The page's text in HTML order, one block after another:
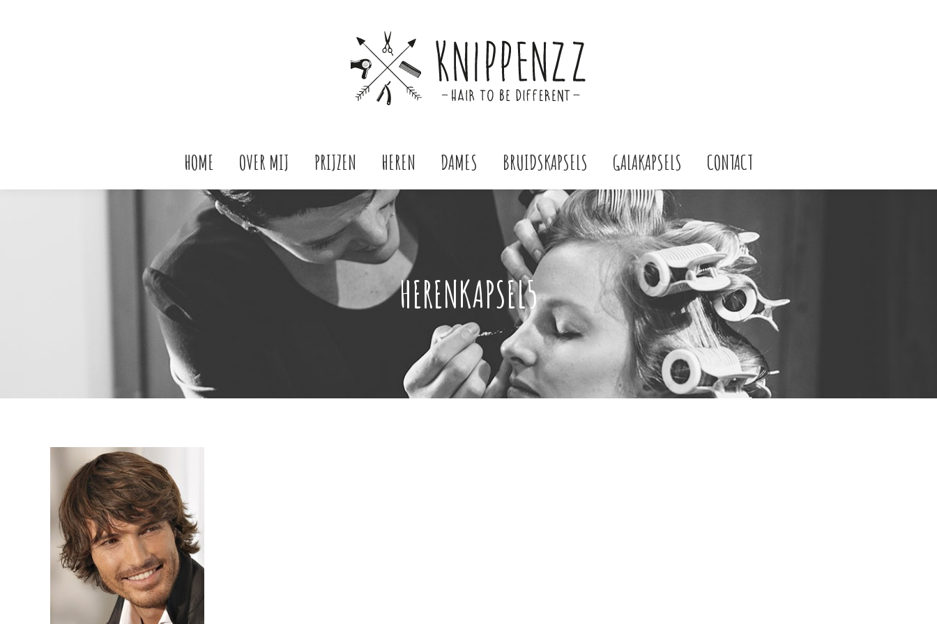
HOME OVER MIJ PRIJZEN HEREN DAMES BRUIDSKAPSELS GALAKAPSELS CONTACT
HERENKAPSEL5